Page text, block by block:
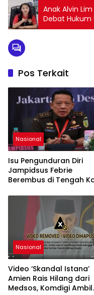
Anak Alvin
Debat Hukum
Pos Terkait
Nasional
Isu Pengunduran Diri
Jampidsus Febrie
Berembus di Tengah
Nasional
Video ‘Skandal Istana’
Amien Rais Hilang dari
Medsos, Komdigi Ambil